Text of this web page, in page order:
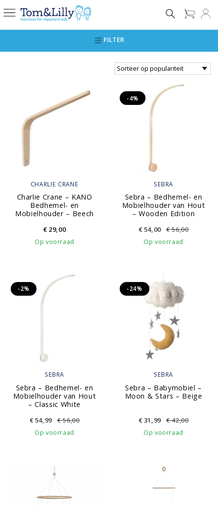
FILTER
CHARLIE CRANE
Charlie Crane – KANO
Bedhemel- en
Mobielhouder – Beech
€29,00
Op voorraad
SEBRA
Sebra – Bedhemel- en
Mobielhouder van Hout
– Wooden Edition
€ 54,00 €56,00
-4%
Op voorraad
SEBRA
Sebra – Bedhemel- en
Mobielhouder van Hout
– Classic White
€ 54,99 €56,00
-2%
Op voorraad
SEBRA
Sebra – Babymobiel –
Moon & Stars – Beige
€ 31,99 €42,00
-24%
Op voorraad